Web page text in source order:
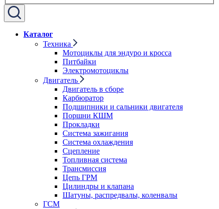
Каталог
Техника
Мотоциклы для эндуро и кросса
Питбайки
Электромотоциклы
Двигатель
Двигатель в сборе
Карбюратор
Подшипники и сальники двигателя
Поршни КШМ
Прокладки
Система зажигания
Система охлаждения
Сцепление
Топливная система
Трансмиссия
Цепь ГРМ
Цилиндры и клапана
Шатуны, распредвалы, коленвалы
ГСМ